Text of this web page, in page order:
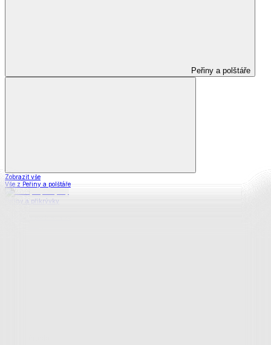
Peřiny a polštáře
Zobrazit vše
Vše z Peřiny a polštáře
Peřiny a přikrývky